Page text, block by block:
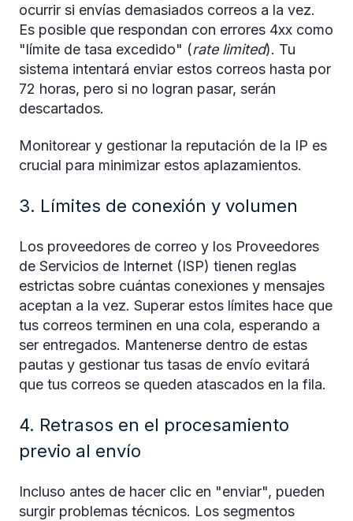
ocurrir si envías demasiados correos a la vez.
Es posible que respondan con errores 4xx como
"límite de tasa excedido" (rate limited). Tu
sistema intentará enviar estos correos hasta por
72 horas, pero si no logran pasar, serán
descartados.
Monitorear y gestionar la reputación de la IP es
crucial para minimizar estos aplazamientos.
3. Límites de conexión y volumen
Los proveedores de correo y los Proveedores
de Servicios de Internet (ISP) tienen reglas
estrictas sobre cuántas conexiones y mensajes
aceptan a la vez. Superar estos límites hace que
tus correos terminen en una cola, esperando a
ser entregados. Mantenerse dentro de estas
pautas y gestionar tus tasas de envío evitará
que tus correos se queden atascados en la fila.
4. Retrasos en el procesamiento
previo al envío
Incluso antes de hacer clic en "enviar", pueden
surgir problemas técnicos. Los segmentos